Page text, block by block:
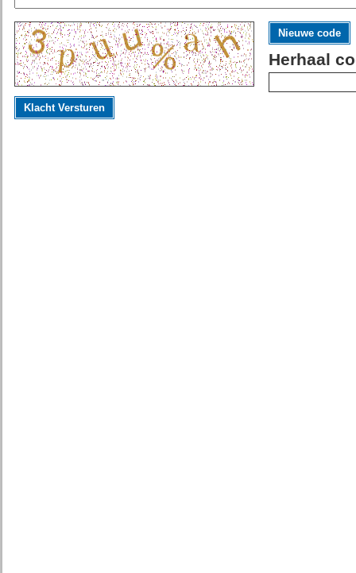
Nieuwe code
Herhaal
Klacht Versturen